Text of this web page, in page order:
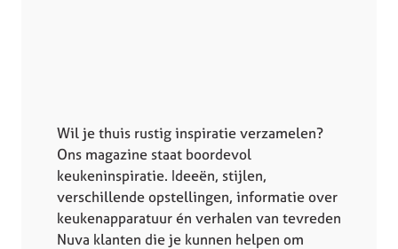
Wil je thuis rustig inspiratie verzamelen?
Ons magazine staat boordevol
keukeninspiratie. Ideeën, stijlen,
verschillende opstellingen, informatie over
keukenapparatuur én verhalen van tevreden
Nuva klanten die je kunnen helpen om